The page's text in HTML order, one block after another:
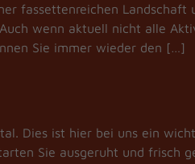
fassettenreichen
wenn aktuell nicht alle
Sie immer wieder den […]
Dies ist hier bei uns ein
Sie ausgeruht und frisch